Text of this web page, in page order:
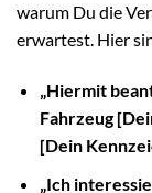
warum Du die
erwartest. Hier
„Hiermit
Fahrzeug
[Dein
„Ich